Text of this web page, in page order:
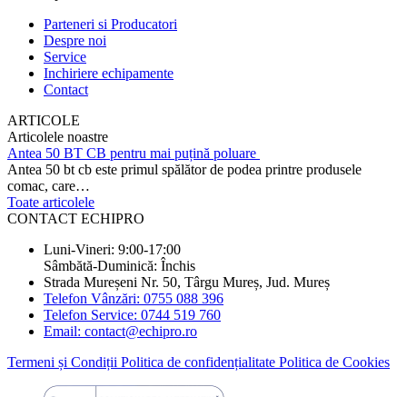
Parteneri si Producatori
Despre noi
Service
Inchiriere echipamente
Contact
ARTICOLE
Articolele noastre
Antea 50 BT CB pentru mai puțină poluare
Antea 50 bt cb este primul spălător de podea printre produsele
comac, care…
Toate articolele
CONTACT ECHIPRO
Luni-Vineri: 9:00-17:00
Sâmbătă-Duminică: Închis
Strada Mureșeni Nr. 50, Târgu Mureș, Jud. Mureș
Telefon Vânzări: 0755 088 396
Telefon Service: 0744 519 760
Email: contact@echipro.ro
Termeni și Condiții Politica de confidențialitate Politica de Cookies